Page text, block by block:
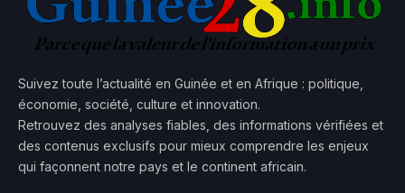
Suivez toute l’actualité en Guinée et en Afrique : politique,
économie, société, culture et innovation.
Retrouvez des analyses fiables, des informations vérifiées et
des contenus exclusifs pour mieux comprendre les enjeux
qui façonnent notre pays et le continent africain.